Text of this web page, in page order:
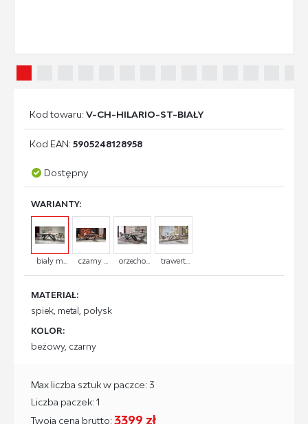
Kod towaru:V-CH-HILARIO-ST-BIAŁY
Kod EAN:5905248128958
Dostępny
WARIANTY:
biały m... czarny ... orzecho... trawert...
MATERIAŁ:
spiek, metal, połysk
KOLOR:
beżowy, czarny
Twoja cena brutto:3399 zł
Max liczba sztuk w paczce: 3
Liczba paczek: 1